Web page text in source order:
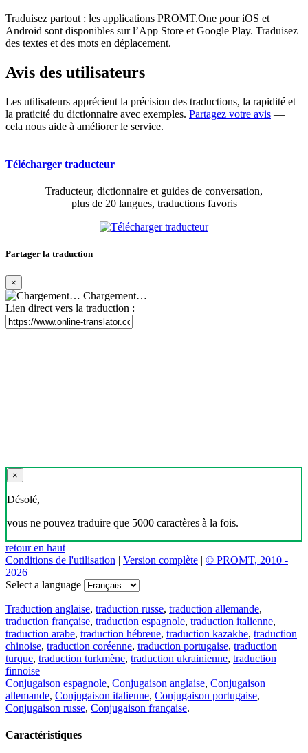
Traduisez partout : les applications PROMT.One pour iOS et
Android sont disponibles sur l’App Store et Google Play. Traduisez
des textes et des mots en déplacement.
Avis des utilisateurs
Les utilisateurs apprécient la précision des traductions, la rapidité et
la praticité du dictionnaire avec exemples. Partagez votre avis —
cela nous aide à améliorer le service.
Télécharger traducteur
Traducteur, dictionnaire et guides de conversation,
plus de 20 langues, traductions favoris
Partager la traduction
×
Chargement…
Lien direct vers la traduction :
×
Désolé,
vous ne pouvez traduire que 5000 caractères à la fois.
retour en haut
Conditions de l'utilisation | Version complète | © PROMT, 2010 -
2026
Select a language
Traduction anglaise, traduction russe, traduction allemande,
traduction française, traduction espagnole, traduction italienne,
traduction arabe, traduction hébreue, traduction kazakhe, traduction
chinoise, traduction coréenne, traduction portugaise, traduction
turque, traduction turkmène, traduction ukrainienne, traduction
finnoise
Conjugaison espagnole, Conjugaison anglaise, Conjugaison
allemande, Conjugaison italienne, Conjugaison portugaise,
Conjugaison russe, Conjugaison française.
Caractéristiques